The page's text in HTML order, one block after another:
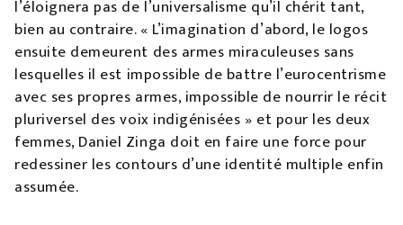
l’éloignera pas de l’universalisme qu’il chérit tant,
bien au contraire. « L’imagination d’abord, le logos
ensuite demeurent des armes miraculeuses sans
lesquelles il est impossible de battre l’eurocentrisme
avec ses propres armes, impossible de nourrir le récit
pluriversel des voix indigénisées » et pour les deux
femmes, Daniel Zinga doit en faire une force pour
redessiner les contours d’une identité multiple enfin
assumée.